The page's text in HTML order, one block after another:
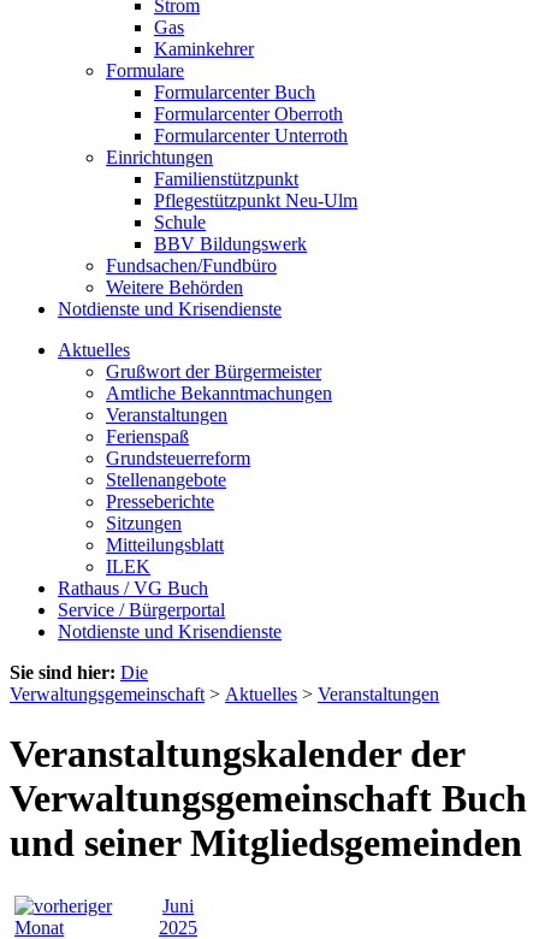
Strom
Gas
Kaminkehrer
Formulare
Formularcenter Buch
Formularcenter Oberroth
Formularcenter Unterroth
Einrichtungen
Familienstützpunkt
Pflegestützpunkt Neu-Ulm
Schule
BBV Bildungswerk
Fundsachen/Fundbüro
Weitere Behörden
Notdienste und Krisendienste
Aktuelles
Grußwort der Bürgermeister
Amtliche Bekanntmachungen
Veranstaltungen
Ferienspaß
Grundsteuerreform
Stellenangebote
Presseberichte
Sitzungen
Mitteilungsblatt
ILEK
Rathaus / VG Buch
Service / Bürgerportal
Notdienste und Krisendienste
Sie sind hier: Die
Verwaltungsgemeinschaft > Aktuelles > Veranstaltungen
Veranstaltungskalender der
Verwaltungsgemeinschaft Buch
und seiner Mitgliedsgemeinden
Juni
2025